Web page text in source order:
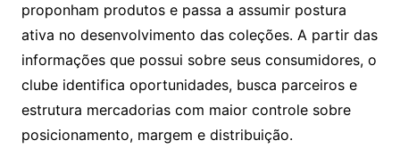
proponham produtos e passa a assumir postura
ativa no desenvolvimento das coleções. A partir das
informações que possui sobre seus consumidores, o
clube identifica oportunidades, busca parceiros e
estrutura mercadorias com maior controle sobre
posicionamento, margem e distribuição.